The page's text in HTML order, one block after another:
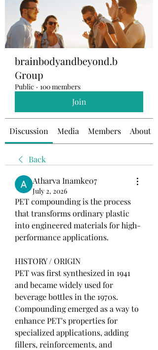
brainbodyandbeyond.b
Group
Public · 100 members
Join
Discussion Media Members About
Back
Atharva Inamke07
July 2, 2026
PET compounding is the process
that transforms ordinary plastic
into engineered materials for high-
performance applications.
HISTORY / ORIGIN
PET was first synthesized in 1941
and became widely used for
beverage bottles in the 1970s.
Compounding emerged as a way to
enhance PET's properties for
specialized applications, adding
fillers, reinforcements, and